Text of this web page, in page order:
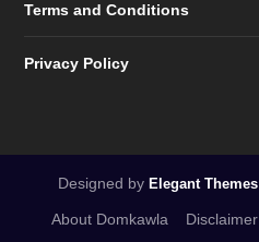
Terms and Conditions
Privacy Policy
Designed by Elegant Themes
About Domkawla Disclaimer